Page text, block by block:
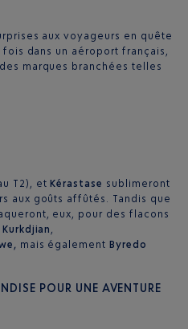
aux voyageurs en quête
dans un aéroport français,
marques branchées telles
T2), etKérastase sublimeront
aux goûts affûtés. Tandis que
eux, pour des flacons
,
mais également Byredo
POUR UNE AVENTURE